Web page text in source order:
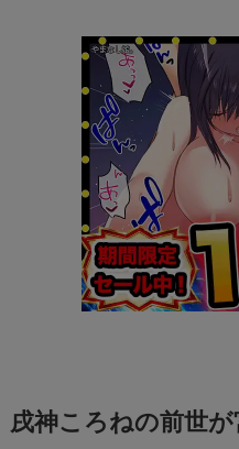
戌神ころねの前世